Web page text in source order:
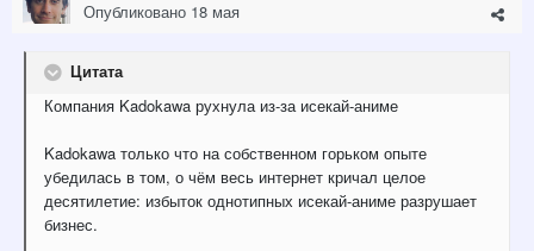
Опубликовано 18 мая
Цитата
Компания Kadokawa рухнула из-за исекай-аниме
Kadokawa только что на собственном горьком опыте
убедилась в том, о чём весь интернет кричал целое
десятилетие: избыток однотипных исекай-аниме разрушает
бизнес.